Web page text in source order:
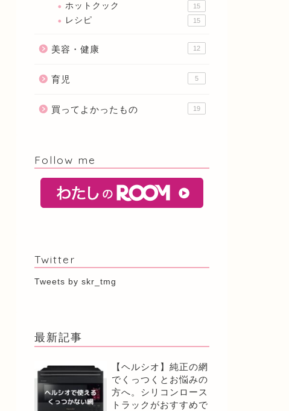
ホットクック 15
レシピ 15
美容・健康 12
育児 5
買ってよかったもの 19
Follow me
Twitter
Tweets by skr_tmg
最新記事
【ヘルシオ】純正の網
でくっつくとお悩みの
方へ。シリコンロース
トラックがおすすめで